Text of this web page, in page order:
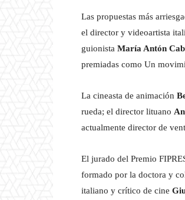
Las propuestas más
el director y videoartista
guionista María Antón
premiadas como Un
La cineasta de animación
rueda; el director lituano
actualmente director de
El jurado del Premio
formado por la doctora y
italiano y crítico de cine